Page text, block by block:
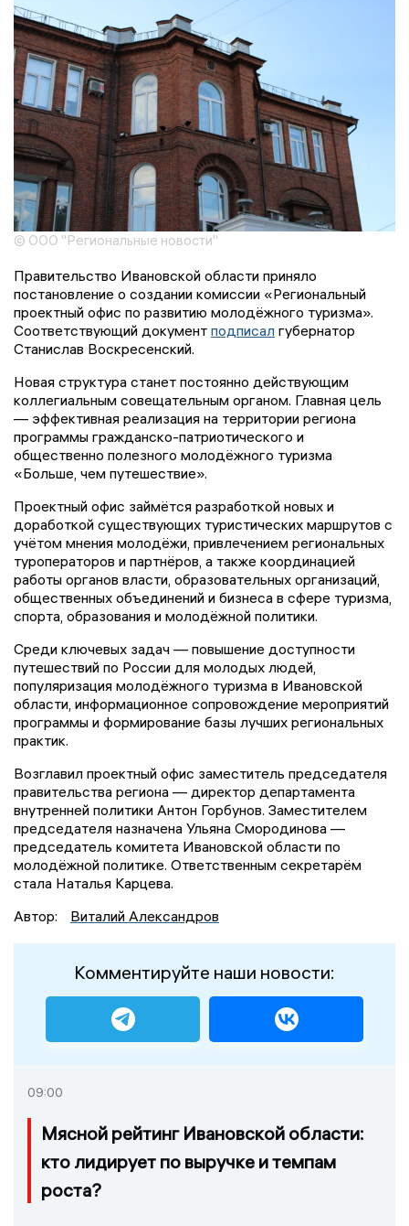
© ООО "Региональные новости"
Правительство Ивановской области приняло
постановление о создании комиссии «Региональный
проектный офис по развитию молодёжного туризма».
Соответствующий документ подписал губернатор
Станислав Воскресенский.
Новая структура станет постоянно действующим
коллегиальным совещательным органом. Главная цель
— эффективная реализация на территории региона
программы гражданско-патриотического и
общественно полезного молодёжного туризма
«Больше, чем путешествие».
Проектный офис займётся разработкой новых и
доработкой существующих туристических маршрутов с
учётом мнения молодёжи, привлечением региональных
туроператоров и партнёров, а также координацией
работы органов власти, образовательных организаций,
общественных объединений и бизнеса в сфере туризма,
спорта, образования и молодёжной политики.
Среди ключевых задач — повышение доступности
путешествий по России для молодых людей,
популяризация молодёжного туризма в Ивановской
области, информационное сопровождение мероприятий
программы и формирование базы лучших региональных
практик.
Возглавил проектный офис заместитель председателя
правительства региона — директор департамента
внутренней политики Антон Горбунов. Заместителем
председателя назначена Ульяна Смородинова —
председатель комитета Ивановской области по
молодёжной политике. Ответственным секретарём
стала Наталья Карцева.
Автор:
Виталий Александров
Комментируйте наши новости:
09:00
Мясной рейтинг Ивановской области:
кто лидирует по выручке и темпам
роста?